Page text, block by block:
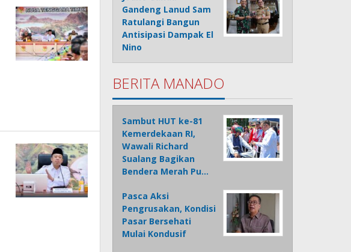
Gandeng Lanud Sam
Ratulangi Bangun
Antisipasi Dampak El
Nino
BERITA MANADO
Sambut HUT ke-81
Kemerdekaan RI,
Wawali Richard
Sualang Bagikan
Bendera Merah Pu…
Pasca Aksi
Pengrusakan, Kondisi
Pasar Bersehati
Mulai Kondusif